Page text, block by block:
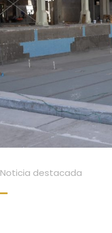
Noticia destacada